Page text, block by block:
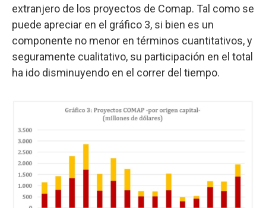
extranjero de los proyectos de Comap. Tal como se
puede apreciar en el gráfico 3, si bien es un
componente no menor en términos cuantitativos, y
seguramente cualitativo, su participación en el total
ha ido disminuyendo en el correr del tiempo.